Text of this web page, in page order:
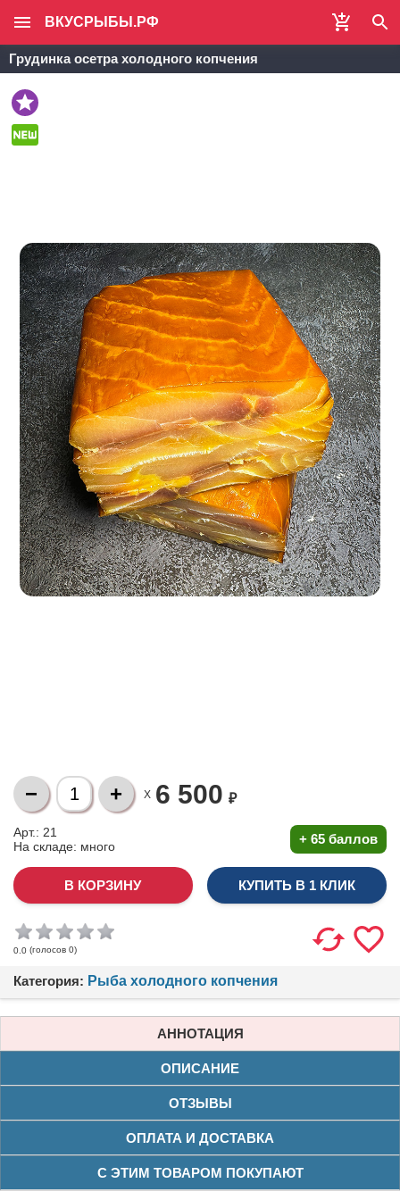
ВКУСРЫБЫ.РФ
Грудинка осетра холодного копчения
X 6 500 ₽
Арт.: 21
На складе: много + 65 баллов
КУПИТЬ В 1 КЛИК
0.0 (голосов 0)
Категория: Рыба холодного копчения
АННОТАЦИЯ
ОПИСАНИЕ
ОТЗЫВЫ
ОПЛАТА И ДОСТАВКА
С ЭТИМ ТОВАРОМ ПОКУПАЮТ